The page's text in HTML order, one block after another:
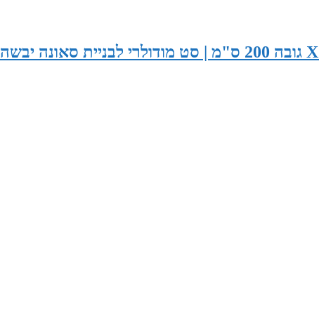
סאונה בעובי 285 ס"מ X עומק 165 ס"מ X גובה 200 ס"מ | סט מודולרי לבניית סאונה יבשה